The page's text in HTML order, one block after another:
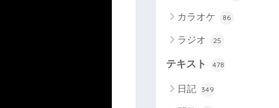
カラオケ 86
ラジオ 25
テキスト 478
日記 349